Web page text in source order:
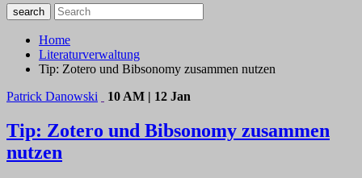
Home
Literaturverwaltung
Tip: Zotero und Bibsonomy zusammen nutzen
Patrick Danowski
10 AM | 12 Jan
Tip: Zotero und Bibsonomy zusammen
nutzen